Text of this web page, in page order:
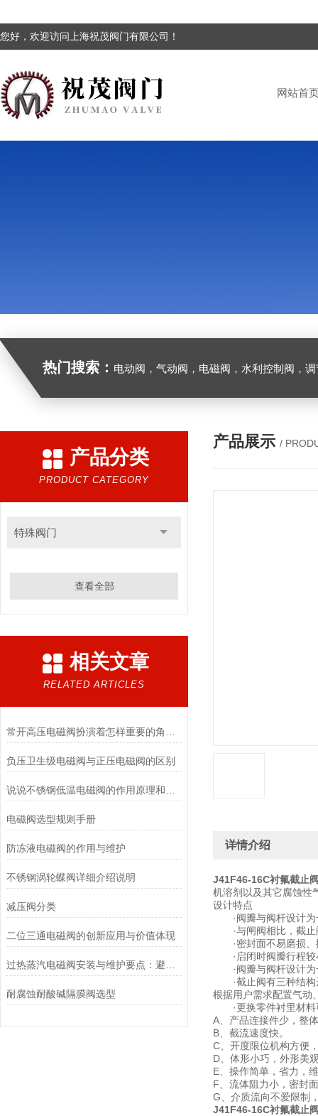
您好，欢迎访问上海祝茂阀门有限公司！
网站首
热门搜索： 电动阀，气动阀，电磁阀，水利控制阀，调节
产品分类
PRODUCT CATEGORY
特殊阀门
查看全部
相关文章
RELATED ARTICLES
负压卫生级电磁阀与正压电磁阀的区别
电磁阀选型规则手册
防冻液电磁阀的作用与维护
不锈钢涡轮蝶阀详细介绍说明
减压阀分类
二位三通电磁阀的创新应用与价值体现
耐腐蚀耐酸碱隔膜阀选型
产品展示 /
详情介绍
J41F46-16C衬氟截止
机溶剂以及其它腐蚀性
设计特点
·阀瓣与阀杆设计为
·与闸阀相比，截止
·密封面不易磨损、
·启闭时阀瓣行程较
·阀瓣与阀杆设计为
·截止阀有三种结构
根据用户需求配置气动
·更换零件衬里材料
A、产品连接件少，整
B、截流速度快。
C、开度限位机构方便
D、体形小巧，外形美
E、操作简单，省力，
F、流体阻力小，密封
G、介质流向不爱限制
J41F46-16C衬氟截止